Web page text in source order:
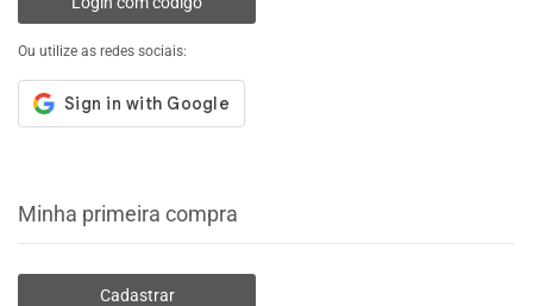
Ou utilize as redes sociais:
Minha primeira compra
Cadastrar